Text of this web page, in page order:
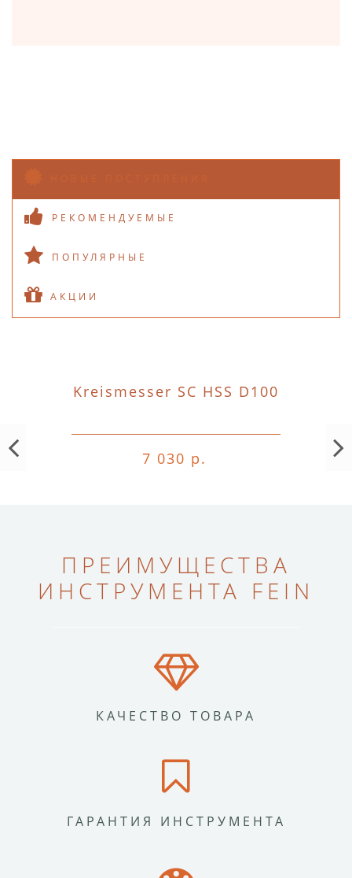
РЕКОМЕНДУЕМЫЕ
ПОПУЛЯРНЫЕ
АКЦИИ
Kreismesser SC HSS D100
7 030 р.
ПРЕИМУЩЕСТВА
ИНСТРУМЕНТА FEIN
КАЧЕСТВО ТОВАРА
ГАРАНТИЯ ИНСТРУМЕНТА